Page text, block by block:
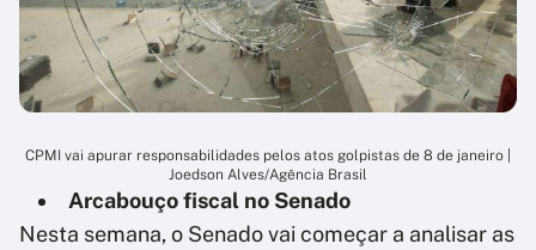
CPMI vai apurar responsabilidades pelos atos golpistas de 8 de janeiro |
Joedson Alves/Agência Brasil
Arcabouço fiscal no Senado
Nesta semana, o Senado vai começar a analisar as